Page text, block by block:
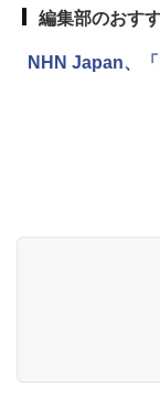
編集部のおす
NHN Japan、